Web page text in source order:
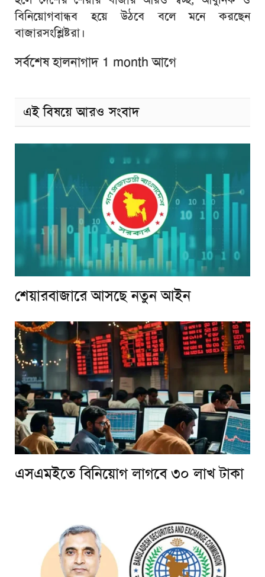
বিনিয়োগবান্ধব হয়ে উঠবে বলে মনে করছেন
বাজারসংশ্লিষ্টরা।
সর্বশেষ হালনাগাদ 1 month আগে
এই বিষয়ে আরও সংবাদ
শেয়ারবাজারে আসছে নতুন আইন
এসএমইতে বিনিয়োগ লাগবে ৩০ লাখ টাকা